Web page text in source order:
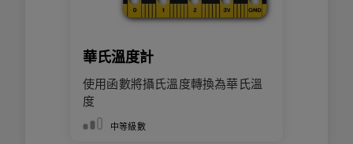
華氏溫度計
使用函數將攝氏溫度轉換為華氏溫
度
中等級數